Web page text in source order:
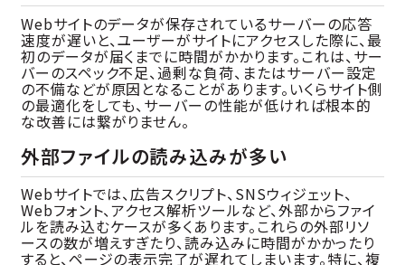
Webサイトのデータが保存されているサーバーの応答
速度が遅いと、ユーザーがサイトにアクセスした際に、最
初のデータが届くまでに時間がかかります。これは、サー
バーのスペック不足、過剰な負荷、またはサーバー設定
の不備などが原因となることがあります。いくらサイト側
の最適化をしても、サーバーの性能が低ければ根本的
な改善には繋がりません。
外部ファイルの読み込みが多い
Webサイトでは、広告スクリプト、SNSウィジェット、
Webフォント、アクセス解析ツールなど、外部からファイ
ルを読み込むケースが多くあります。これらの外部リソ
ースの数が増えすぎたり、読み込みに時間がかかったり
すると、ページの表示完了が遅れてしまいます。特に、複